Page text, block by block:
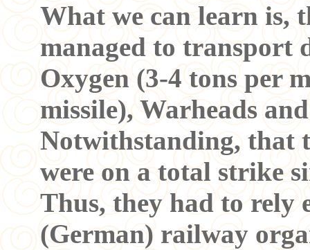
What we can learn is,
managed to transport
Oxygen (3-4 tons per
missile), Warheads
Notwithstanding, that
were on a total strike
Thus, they had to rely
(German) railway